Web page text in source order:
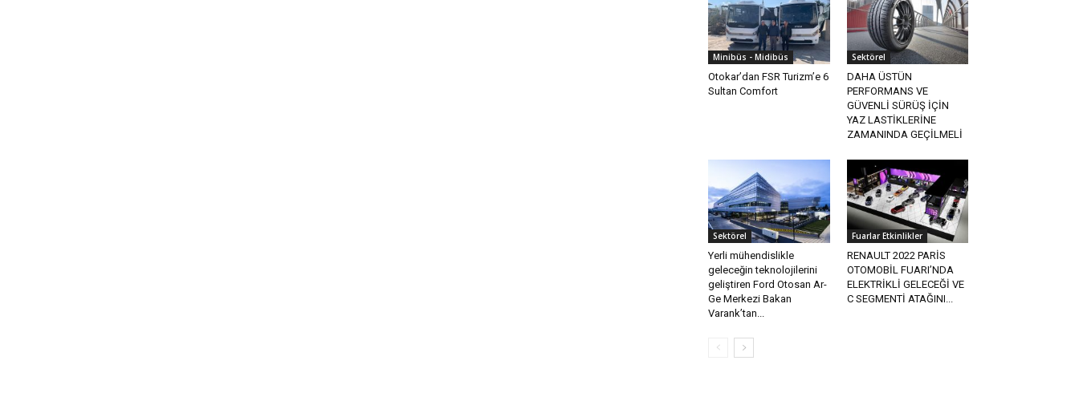
Minibüs - Midibüs
Otokar’dan FSR Turizm’e 6
Sultan Comfort
Sektörel
DAHA ÜSTÜN
PERFORMANS VE
GÜVENLİ SÜRÜŞ İÇİN
YAZ LASTİKLERİNE
ZAMANINDA GEÇİLMELİ
Sektörel
Yerli mühendislikle
geleceğin teknolojilerini
geliştiren Ford Otosan Ar-
Ge Merkezi Bakan
Varank’tan...
Fuarlar Etkinlikler
RENAULT 2022 PARİS
OTOMOBİL FUARI’NDA
ELEKTRİKLİ GELECEĞİ VE
C SEGMENTİ ATAĞINI...